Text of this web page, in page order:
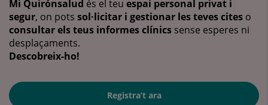
Mi Quirónsalud és el teu espai personal privat i
segur, on pots sol·licitar i gestionar les teves cites o
consultar els teus informes clínics sense esperes ni
desplaçaments.
Descobreix-ho!
Registra’t ara